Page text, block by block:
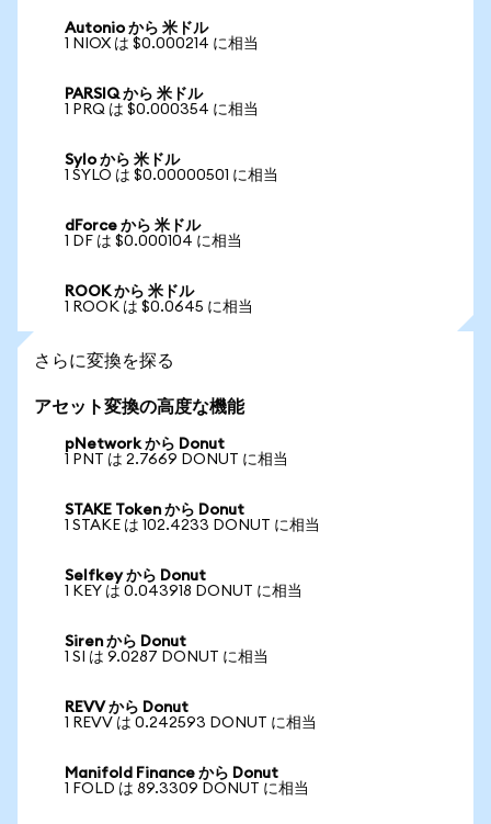
Autonio から 米ドル
1 NIOX は $0.000214 に相当
PARSIQ から 米ドル
1 PRQ は $0.000354 に相当
Sylo から 米ドル
1 SYLO は $0.00000501 に相当
dForce から 米ドル
1 DF は $0.000104 に相当
ROOK から 米ドル
1 ROOK は $0.0645 に相当
さらに変換を探る
アセット変換の高度な機能
pNetwork から Donut
1 PNT は 2.7669 DONUT に相当
STAKE Token から Donut
1 STAKE は 102.4233 DONUT に相当
Selfkey から Donut
1 KEY は 0.043918 DONUT に相当
Siren から Donut
1 SI は 9.0287 DONUT に相当
REVV から Donut
1 REVV は 0.242593 DONUT に相当
Manifold Finance から Donut
1 FOLD は 89.3309 DONUT に相当